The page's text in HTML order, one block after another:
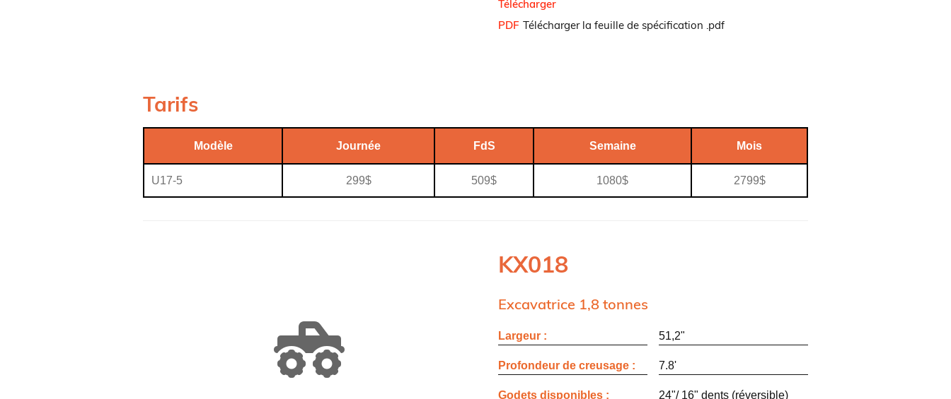
Télécharger la feuille de spécification .pdf
Tarifs
Modèle Journée FdS Semaine Mois
U17-5 299$ 509$ 1080$ 2799$
KX018
Excavatrice 1,8 tonnes
Largeur : 51,2"
Profondeur de creusage : 7.8'
Godets disponibles : 24"/ 16" dents (réversible)